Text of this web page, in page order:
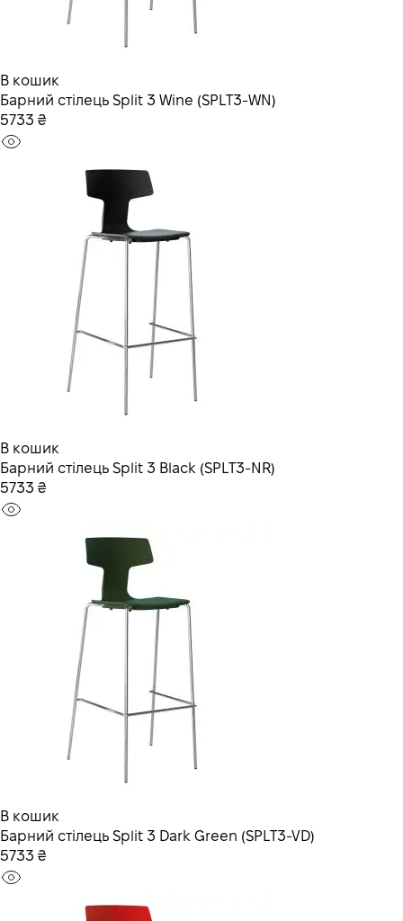
В кошик
Барний стілець Split 3 Wine (SPLT3-WN)
5733 ₴
В кошик
Барний стілець Split 3 Black (SPLT3-NR)
5733 ₴
В кошик
Барний стілець Split 3 Dark Green (SPLT3-VD)
5733 ₴